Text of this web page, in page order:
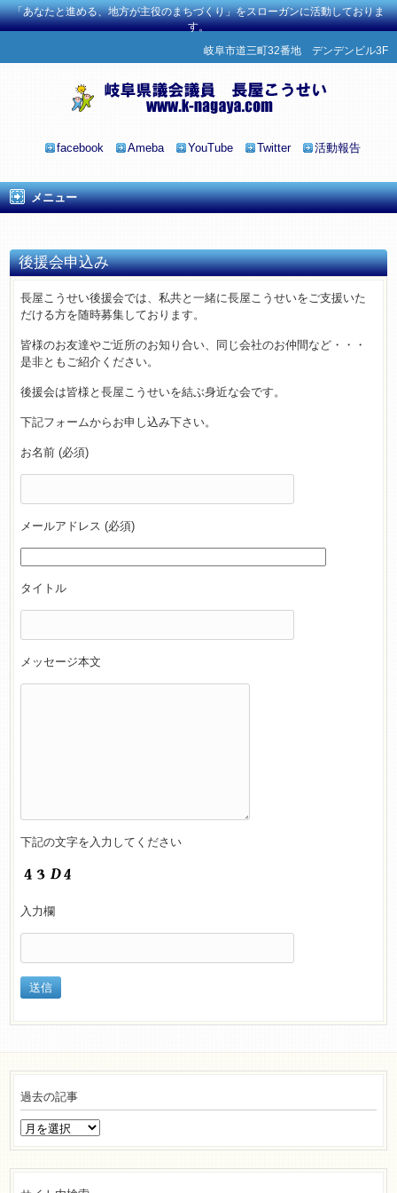
「あなたと進める、地方が主役のまちづくり」をスローガンに活動しておりま
す。
岐阜市道三町32番地 デンデンビル3F
facebook Ameba YouTube Twitter 活動報告
メニュー
後援会申込み
長屋こうせい後援会では、私共と一緒に長屋こうせいをご支援いた
だける方を随時募集しております。
皆様のお友達やご近所のお知り合い、同じ会社のお仲間など・・・
是非ともご紹介ください。
後援会は皆様と長屋こうせいを結ぶ身近な会です。
下記フォームからお申し込み下さい。
お名前 (必須)
メールアドレス (必須)
タイトル
メッセージ本文
下記の文字を入力してください
入力欄
過去の記事
過